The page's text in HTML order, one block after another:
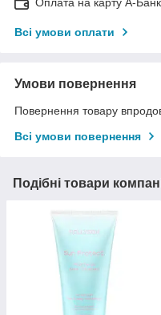
Всі умови оплати
Умови повернення
Повернення товару
Всі умови повернення
Подібні товари